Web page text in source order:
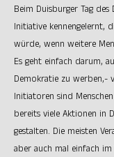
Beim Duisburger Tag des
Initiative kennengelernt,
würde, wenn weitere
Es geht einfach darum,
Demokratie zu werben,-
Initiatoren sind
bereits viele Aktionen in
gestalten. Die meisten
aber auch mal einfach im